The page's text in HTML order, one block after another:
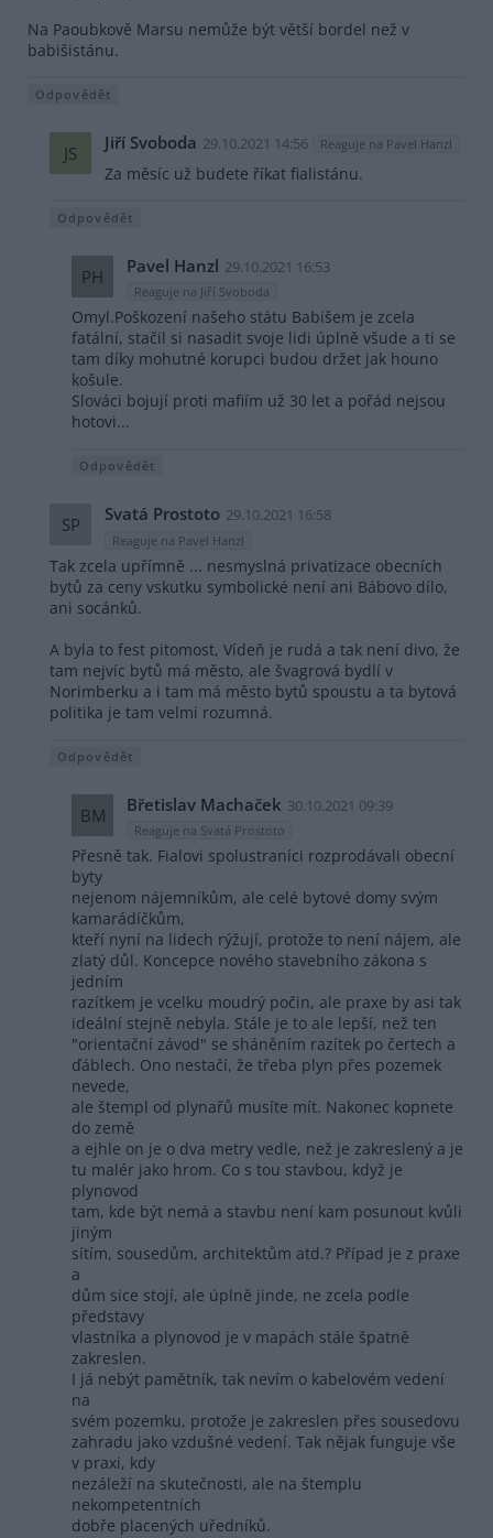
Na Paoubkově Marsu nemůže být větší bordel než v
babišistánu.
Odpovědět
JS Jiří Svoboda 29.10.2021 14:56 Reaguje na Pavel Hanzl
Za měsíc už budete říkat fialistánu.
Odpovědět
PH Pavel Hanzl 29.10.2021 16:53
Reaguje na Jiří Svoboda
Omyl.Poškození našeho státu Babišem je zcela
fatální, stačil si nasadit svoje lidi úplně všude a ti se
tam díky mohutné korupci budou držet jak houno
košule.
Slováci bojují proti mafiím už 30 let a pořád nejsou
hotovi...
Odpovědět
SP Svatá Prostoto 29.10.2021 16:58
Reaguje na Pavel Hanzl
Tak zcela upřímně ... nesmyslná privatizace obecních
bytů za ceny vskutku symbolické není ani Bábovo dílo,
ani socánků.
A byla to fest pitomost, Vídeň je rudá a tak není divo, že
tam nejvíc bytů má město, ale švagrová bydlí v
Norimberku a i tam má město bytů spoustu a ta bytová
politika je tam velmi rozumná.
Odpovědět
BM Břetislav Machaček 30.10.2021 09:39
Reaguje na Svatá Prostoto
Přesně tak. Fialovi spolustraníci rozprodávali obecní
byty
nejenom nájemníkům, ale celé bytové domy svým
kamarádíčkům,
kteří nyní na lidech rýžují, protože to není nájem, ale
zlatý důl. Koncepce nového stavebního zákona s
jedním
razítkem je vcelku moudrý počin, ale praxe by asi tak
ideální stejně nebyla. Stále je to ale lepší, než ten
"orientační závod" se sháněním razítek po čertech a
ďáblech. Ono nestačí, že třeba plyn přes pozemek
nevede,
ale štempl od plynařů musíte mít. Nakonec kopnete
do země
a ejhle on je o dva metry vedle, než je zakreslený a je
tu malér jako hrom. Co s tou stavbou, když je
plynovod
tam, kde být nemá a stavbu není kam posunout kvůli
jiným
sítím, sousedům, architektům atd.? Případ je z praxe
a
dům sice stojí, ale úplně jinde, ne zcela podle
představy
vlastníka a plynovod je v mapách stále špatně
zakreslen.
I já nebýt pamětník, tak nevím o kabelovém vedení
na
svém pozemku, protože je zakreslen přes sousedovu
zahradu jako vzdušné vedení. Tak nějak funguje vše
v praxi, kdy
nezáleží na skutečnosti, ale na štemplu
nekompetentních
dobře placených uředníků.